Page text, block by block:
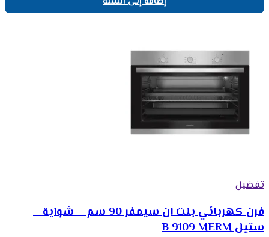
تفضيل
فرن كهربائي بلت ان سيمفر 90 سم – شواية –
ستيل B 9109 MERM